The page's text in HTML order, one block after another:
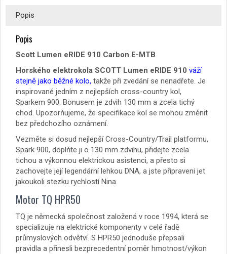
Popis
Popis
Scott Lumen eRIDE 910 Carbon E-MTB
Horského elektrokola SCOTT Lumen eRIDE 910 váží
stejně jako běžné kolo, takže při zvedání se nenadřete. Je
inspirované jedním z nejlepších cross-country kol,
Sparkem 900. Bonusem je zdvih 130 mm a zcela tichý
chod. Upozorňujeme, že specifikace kol se mohou změnit
bez předchozího oznámení.
Vezměte si dosud nejlepší Cross-Country/Trail platformu,
Spark 900, doplňte ji o 130 mm zdvihu, přidejte zcela
tichou a výkonnou elektrickou asistenci, a přesto si
zachovejte její legendární lehkou DNA, a jste připraveni jet
jakoukoli stezku rychlostí Nina.
Motor TQ HPR50
TQ je německá společnost založená v roce 1994, která se
specializuje na elektrické komponenty v celé řadě
průmyslových odvětví. S HPR50 jednoduše přepsali
pravidla a přinesli bezprecedentní poměr hmotnost/výkon